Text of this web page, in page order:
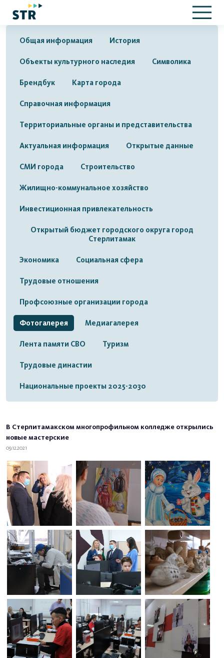
Общая информация История
Объекты культурного наследия Символика
Брендбук Карта города
Справочная информация
Территориальные органы и представительства
Актуальная информация Открытые данные
СМИ города Строительство
Жилищно-коммунальное хозяйство
Инвестиционная привлекательность
Открытый бюджет городского округа город
Стерлитамак
Экономика Социальная сфера
Трудовые отношения
Профсоюзные организации города
Фотогалерея Медиагалерея
Лента памяти СВО Туризм
Трудовые династии
Национальные проекты 2025-2030
В Стерлитамакском многопрофильном колледже открылись
новые мастерские
09.12.2021